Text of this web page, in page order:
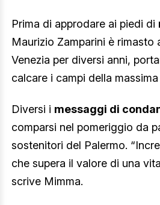
Prima di approdare ai piedi di
Maurizio Zamparini è rimasto
Venezia per diversi anni,
calcare i campi della massima
Diversi i messaggi di
comparsi nel pomeriggio da
sostenitori del Palermo.
che supera il valore di una
scrive Mimma.